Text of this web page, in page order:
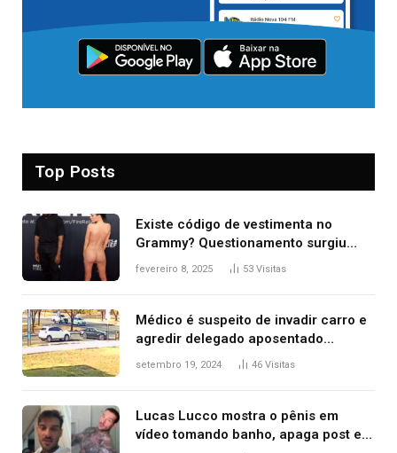
Top Posts
Existe código de vestimenta no
Grammy? Questionamento surgiu
após Bianca Censori, mulher de
fevereiro 8, 2025 53 Visitas
Médico é suspeito de invadir carro e
agredir delegado aposentado
durante confusão no trânsito
setembro 19, 2024 46 Visitas
Lucas Lucco mostra o pênis em
vídeo tomando banho, apaga post e